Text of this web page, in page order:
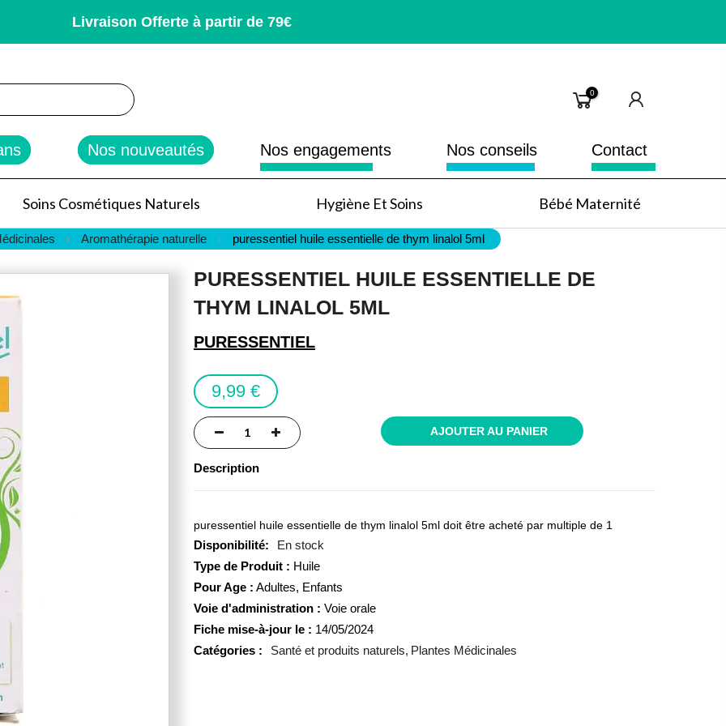
Livraison Offerte à partir de 79€
0
Nos nouveautés Nos engagements Nos conseils Contact
Soins Cosmétiques Naturels Hygiène Et Soins Bébé Maternité
Aromathérapie naturelle puressentiel huile essentielle de thym linalol 5ml
PURESSENTIEL HUILE ESSENTIELLE DE
THYM LINALOL 5ML
PURESSENTIEL
9,99 €
AJOUTER AU PANIER
Description
puressentiel huile essentielle de thym linalol 5ml doit être acheté par multiple de 1
En stock
Type de Produit : Huile
Pour Age : Adultes, Enfants
Voie d'administration : Voie orale
Fiche mise-à-jour le : 14/05/2024
Catégories :
Santé et produits naturels Plantes Médicinales